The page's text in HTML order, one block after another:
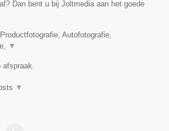
Dan bent u bij Joltmedia aan het goede
Autofotografie,
▼
▼